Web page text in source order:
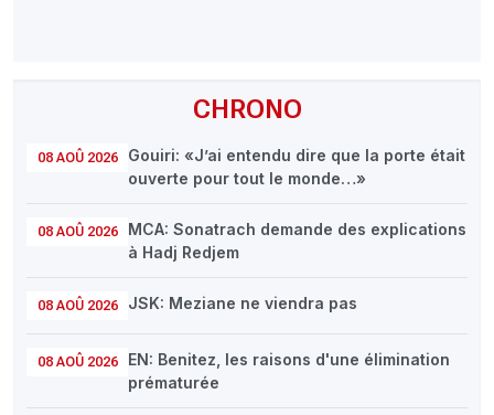
CHRONO
08 AOÛ 2026
Gouiri: «J’ai entendu dire que la porte était
ouverte pour tout le monde…»
08 AOÛ 2026
MCA: Sonatrach demande des explications
à Hadj Redjem
08 AOÛ 2026 JSK: Meziane ne viendra pas
08 AOÛ 2026
EN: Benitez, les raisons d'une élimination
prématurée